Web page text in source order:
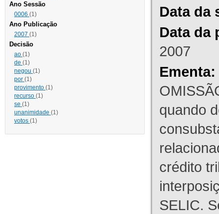
Ano Sessão
0006 (1)
Ano Publicação
2007 (1)
Decisão
ao (1)
de (1)
negou (1)
por (1)
provimento (1)
recurso (1)
se (1)
unanimidade (1)
votos (1)
Data da
Data da
2007
Ementa:
quando
crédito
SELIC.